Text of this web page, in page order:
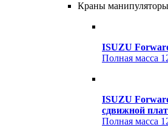
Краны
ISUZU
Полная масса
ISUZU
сдвижной
Полная масса